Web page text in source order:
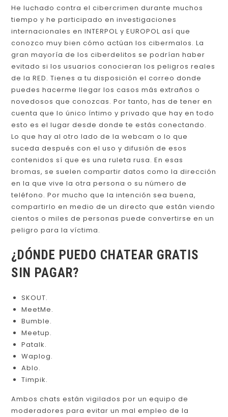
He luchado contra el cibercrimen durante muchos
tiempo y he participado en investigaciones
internacionales en INTERPOL y EUROPOL así que
conozco muy bien cómo actúan los cibermalos. La
gran mayoría de los ciberdelitos se podrían haber
evitado si los usuarios conocieran los peligros reales
de la RED. Tienes a tu disposición el correo donde
puedes hacerme llegar los casos más extraños o
novedosos que conozcas. Por tanto, has de tener en
cuenta que lo único íntimo y privado que hay en todo
esto es el lugar desde donde te estás conectando.
Lo que hay al otro lado de la webcam o lo que
suceda después con el uso y difusión de esos
contenidos sí que es una ruleta rusa. En esas
bromas, se suelen compartir datos como la dirección
en la que vive la otra persona o su número de
teléfono. Por mucho que la intención sea buena,
compartirlo en medio de un directo que están viendo
cientos o miles de personas puede convertirse en un
peligro para la víctima.
¿DÓNDE PUEDO CHATEAR GRATIS
SIN PAGAR?
SKOUT.
MeetMe.
Bumble.
Meetup.
Patalk.
Waplog.
Ablo.
Timpik.
Ambos chats están vigilados por un equipo de
moderadores para evitar un mal empleo de la